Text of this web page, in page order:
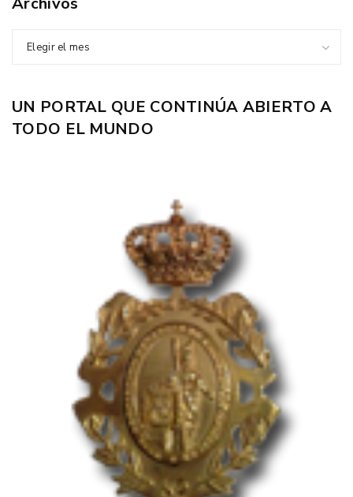
Elegir el mes
UN PORTAL QUE CONTINÚA ABIERTO A
TODO EL MUNDO